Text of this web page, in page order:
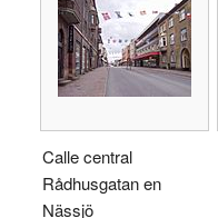
Calle central
Rådhusgatan en
Nässjö